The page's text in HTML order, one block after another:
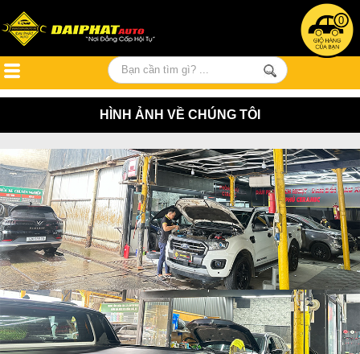
0
HÌNH ẢNH VỀ CHÚNG TÔI